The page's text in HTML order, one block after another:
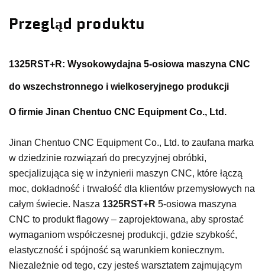
Przegląd produktu
1325RST+R: Wysokowydajna 5-osiowa maszyna CNC
do wszechstronnego i wielkoseryjnego produkcji
O firmie Jinan Chentuo CNC Equipment Co., Ltd.
Jinan Chentuo CNC Equipment Co., Ltd. to zaufana marka
w dziedzinie rozwiązań do precyzyjnej obróbki,
specjalizująca się w inżynierii maszyn CNC, które łączą
moc, dokładność i trwałość dla klientów przemysłowych na
całym świecie. Nasza 1325RST+R 5-osiowa maszyna
CNC to produkt flagowy – zaprojektowana, aby sprostać
wymaganiom współczesnej produkcji, gdzie szybkość,
elastyczność i spójność są warunkiem koniecznym.
Niezależnie od tego, czy jesteś warsztatem zajmującym